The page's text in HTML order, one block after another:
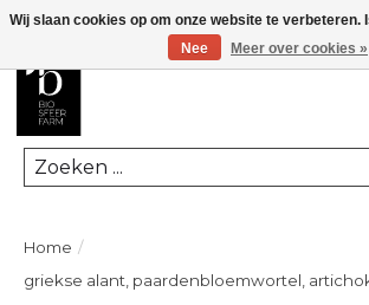
Zoeken
Home /
griekse alant, paardenbloemwortel,
Wij slaan cookies op om onze website te verbeteren.
Nee
Meer over cookies »